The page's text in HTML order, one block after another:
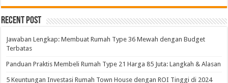
Alternative:
Recent Post
Jawaban Lengkap: Membuat Rumah Type 36 Mewah dengan Budget
Terbatas
Panduan Praktis Membeli Rumah Type 21 Harga 85 Juta: Langkah & Alasan
5 Keuntungan Investasi Rumah Town House dengan ROI Tinggi di 2024